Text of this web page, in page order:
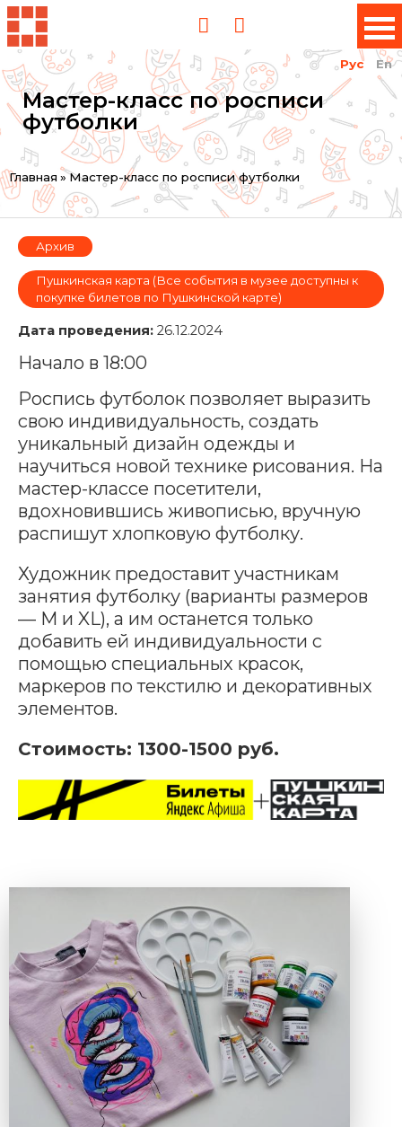
Рус En
Мастер-класс по росписи
футболки
Вы
здесь
Главная »Мастер-класс по росписи футболки
Архив
Пушкинская карта (Все события в музее доступны к
покупке билетов по Пушкинской карте)
Дата проведения: 26.12.2024
Начало в 18:00
Роспись футболок позволяет выразить
свою индивидуальность, создать
уникальный дизайн одежды и
научиться новой технике рисования. На
мастер-классе посетители,
вдохновившись живописью, вручную
распишут хлопковую футболку.
Художник предоставит участникам
занятия футболку (варианты размеров
— M и XL), а им останется только
добавить ей индивидуальности с
помощью специальных красок,
маркеров по текстилю и декоративных
элементов.
Стоимость: 1300-1500 руб.